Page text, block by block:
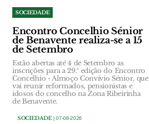
SOCIEDADE
Encontro Concelhio Sénior
de Benavente realiza-se a 15
de Setembro
Estão abertas até 4 de Setembro as
inscrições para a 29.ª edição do Encontro
Concelhio - Almoço Convívio Sénior, que
vai reunir reformados, pensionistas e
idosos do concelho na Zona Ribeirinha
de Benavente.
SOCIEDADE| 07-08-2026